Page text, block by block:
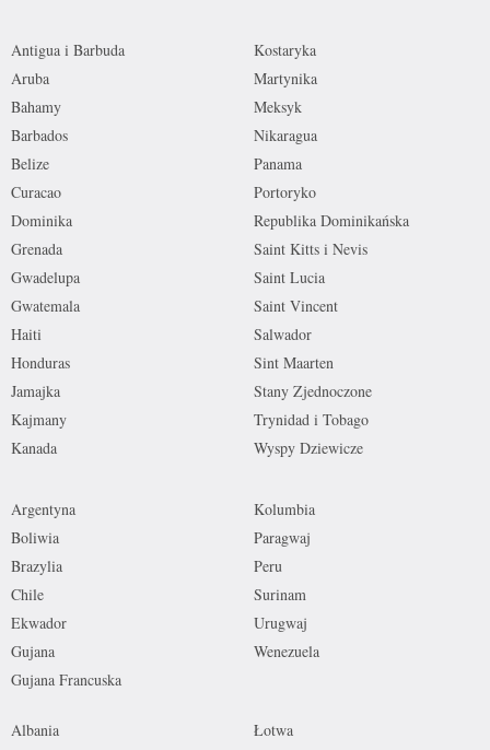
Antigua i Barbuda
Aruba
Bahamy
Barbados
Belize
Curacao
Dominika
Grenada
Gwadelupa
Gwatemala
Haiti
Honduras
Jamajka
Kajmany
Kanada
Kostaryka
Martynika
Meksyk
Nikaragua
Panama
Portoryko
Republika Dominikańska
Saint Kitts i Nevis
Saint Lucia
Saint Vincent
Salwador
Sint Maarten
Stany Zjednoczone
Trynidad i Tobago
Wyspy Dziewicze
Argentyna
Boliwia
Brazylia
Chile
Ekwador
Gujana
Gujana Francuska
Kolumbia
Paragwaj
Peru
Surinam
Urugwaj
Wenezuela
Albania
Łotwa